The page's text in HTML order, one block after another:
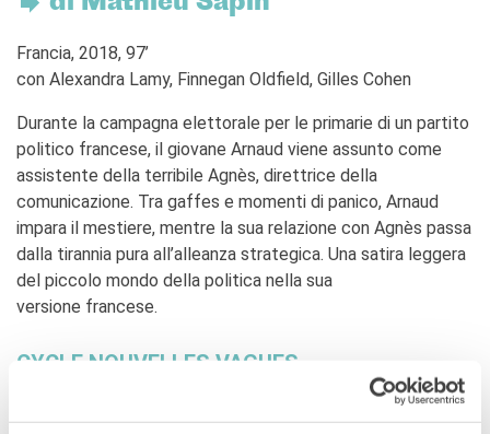
Francia
PARTENARIATI
Le cercle des amis
CHI SIAMO
Contatti
IF Italia
Come raggiungerci
L'équipe
Certificazione di qualità
Milano
Francia, 2018, 97’
con Alexandra Lamy, Finnegan Oldfield, Gilles Cohen
Durante la campagna elettorale per le primarie di un partito
politico francese, il giovane Arnaud viene assunto come
assistente della terribile Agnès, direttrice della
comunicazione. Tra gaffes e momenti di panico, Arnaud
impara il mestiere, mentre la sua relazione con Agnès passa
dalla tirannia pura all’alleanza strategica. Una satira leggera
del piccolo mondo della politica nella sua
versione francese.
CYCLE NOUVELLES VAGUES